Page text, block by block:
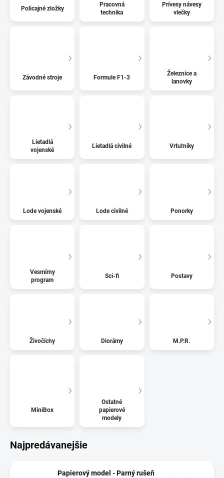
Policajné zložky
Pracovná
technika
Prívesy návesy
vlečky
Závodné stroje Formule F1-3
Železnice a
lanovky
Lietadlá
vojenské
Lietadlá civilné Vrtuľníky
Lode vojenské Lode civilné Ponorky
Vesmírny
program
Sci-fi Postavy
Živočíchy Diorámy M.P.R.
MiniBox
Ostatné
papierové
modely
Najpredávanejšie
Papierový model - Parný rušeň